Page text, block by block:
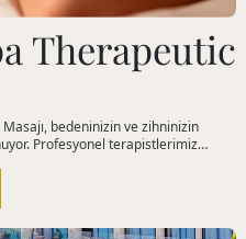
Therapeutic
Profesyonel terapistlerimiz